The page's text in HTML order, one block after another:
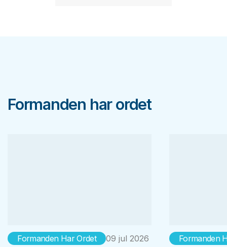
Formanden har ordet
Formanden Har Ordet 09 jul 2026 Formanden